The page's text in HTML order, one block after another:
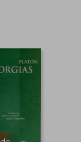
Rápido